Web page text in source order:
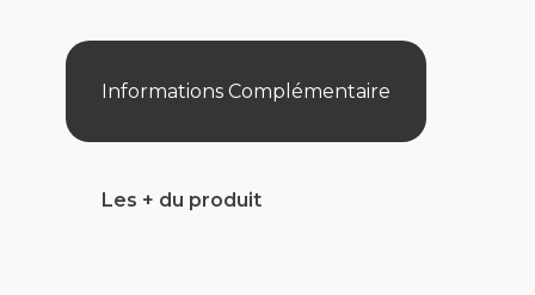
Informations Complémentaire
Les + du produit